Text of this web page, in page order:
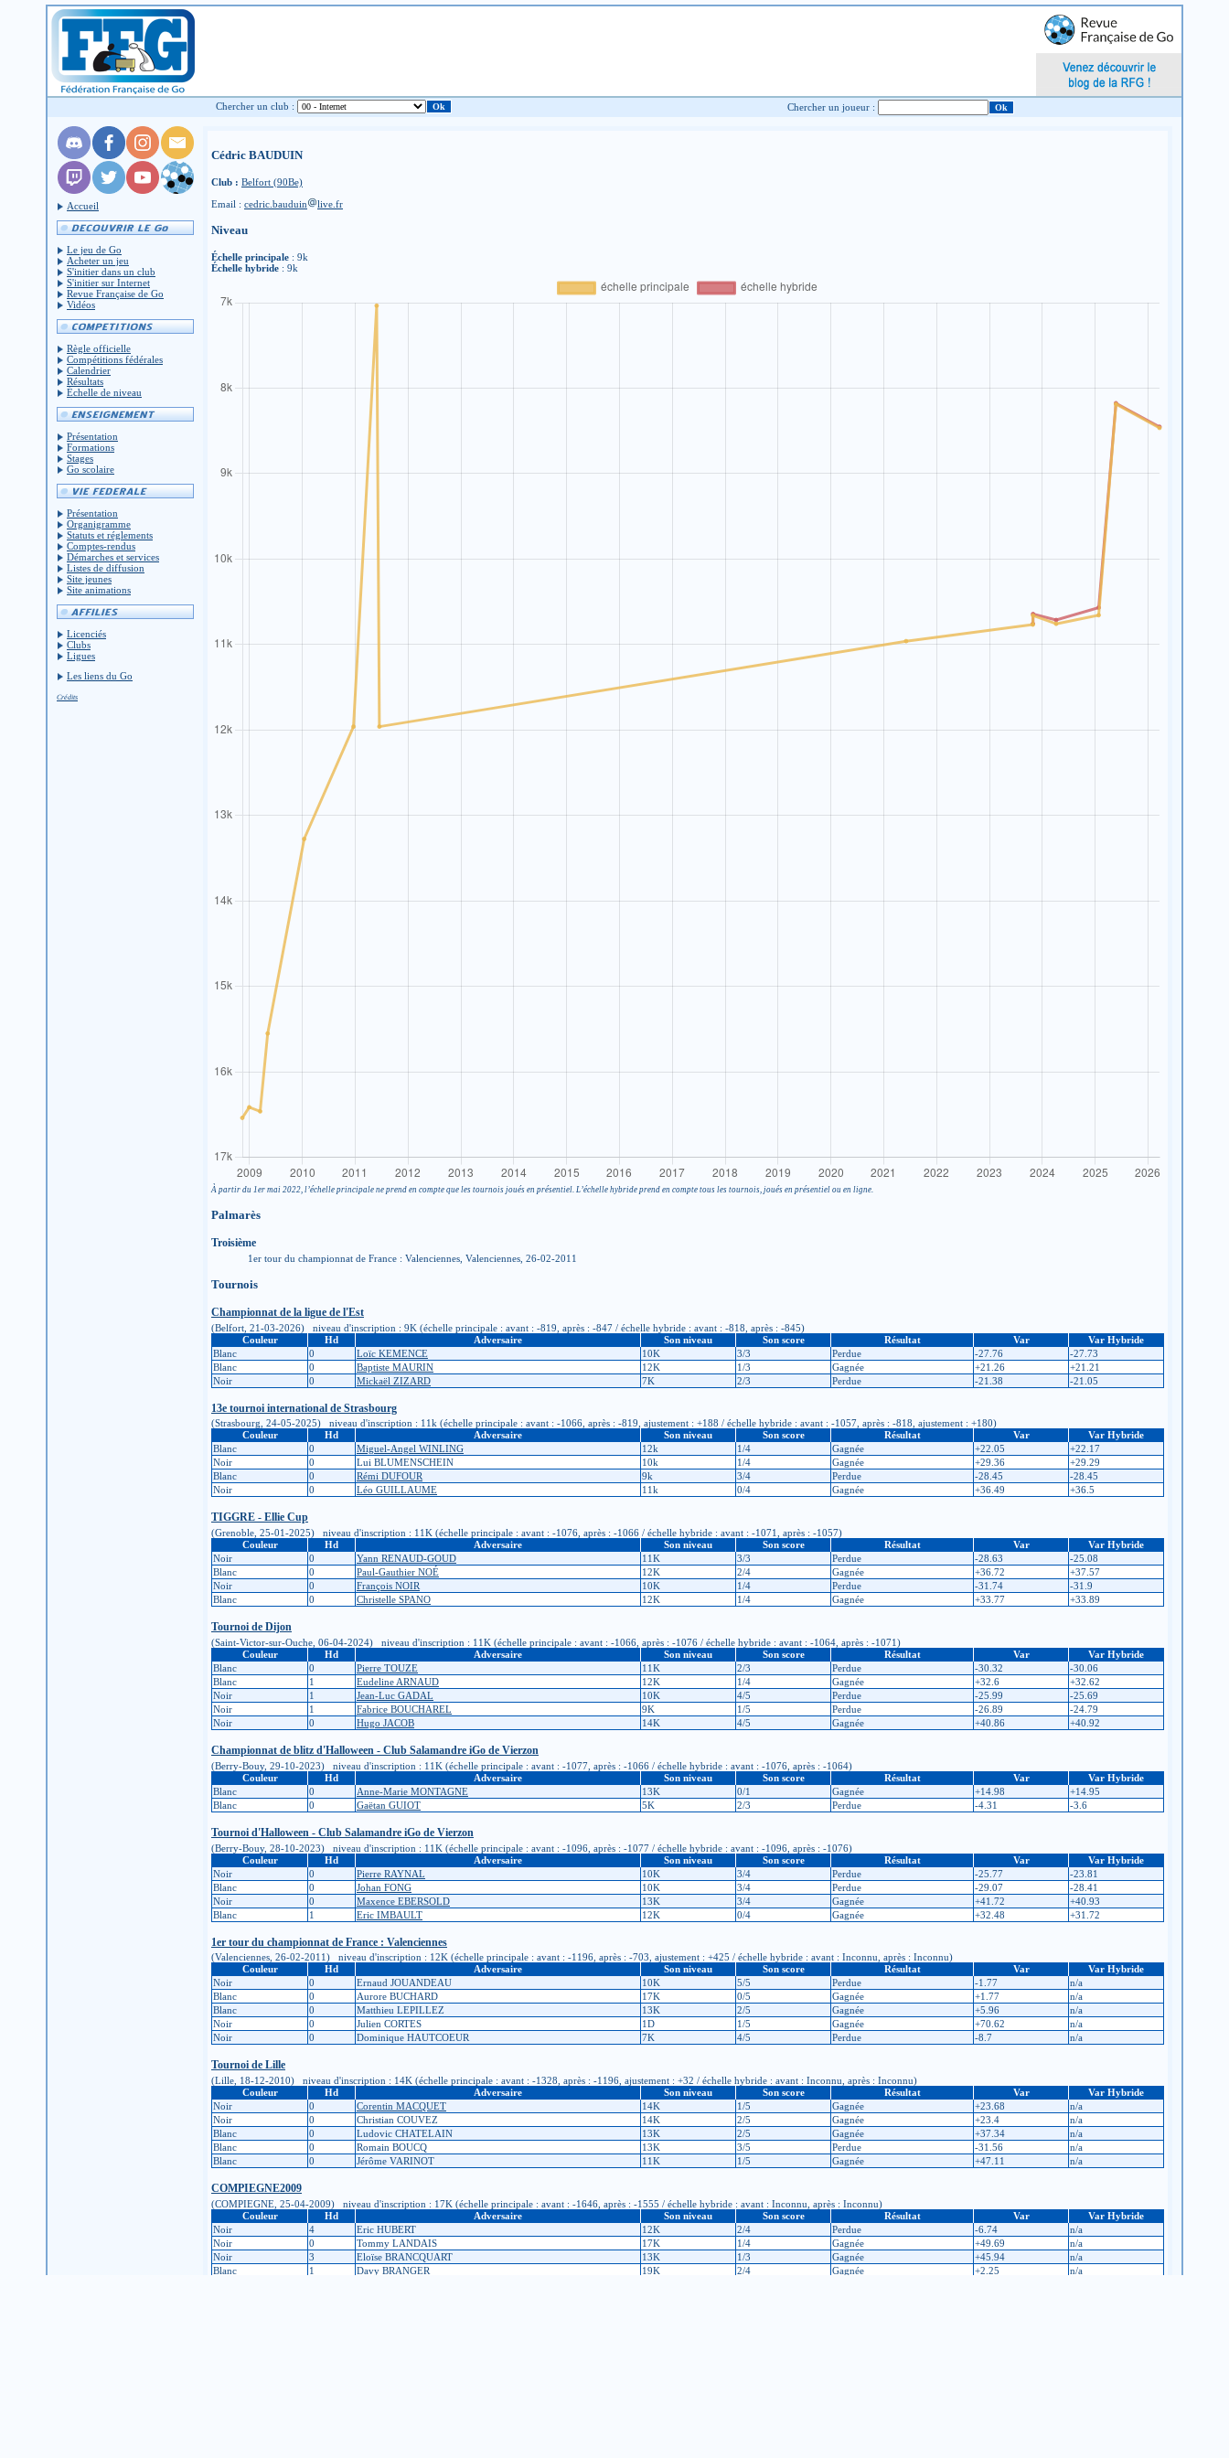
Chercher un club : Chercher un joueur :
Accueil
Le jeu de Go
Acheter un jeu
S'initier dans un club
S'initier sur Internet
Revue Française de Go
Vidéos
Règle officielle
Compétitions fédérales
Calendrier
Résultats
Échelle de niveau
Présentation
Formations
Stages
Go scolaire
Présentation
Organigramme
Statuts et réglements
Comptes-rendus
Démarches et services
Listes de diffusion
Site jeunes
Site animations
Licenciés
Clubs
Ligues
Les liens du Go
Crédits
Cédric BAUDUIN
Club : Belfort (90Be)
Email : cedric.bauduin live.fr
Niveau
Échelle principale : 9k
Échelle hybride : 9k
À partir du 1er mai 2022, l’échelle principale ne prend en compte que les tournois joués en présentiel. L’échelle hybride prend en compte tous les tournois, joués en présentiel ou en ligne.
Palmarès
Troisième
1er tour du championnat de France : Valenciennes, Valenciennes, 26-02-2011
Tournois
Championnat de la ligue de l'Est
(Belfort, 21-03-2026) niveau d'inscription : 9K (échelle principale : avant : -819, après : -847 / échelle hybride : avant : -818, après : -845)
Couleur
Hd Adversaire Son niveau Son score Résultat Var
Var Hybride
Blanc
0 Loïc KEMENCE 10K 3/3 Perdue -27.76
-27.73
Blanc
0 Baptiste MAURIN 12K 1/3 Gagnée +21.26
+21.21
Noir
0 Mickaël ZIZARD 7K 2/3 Perdue -21.38 -21.05
13e tournoi international de Strasbourg
(Strasbourg, 24-05-2025) niveau d'inscription : 11k (échelle principale : avant : -1066, après : -819, ajustement : +188 / échelle hybride : avant : -1057, après : -818, ajustement : +180)
Couleur
Hd Adversaire Son niveau Son score Résultat Var
Var Hybride
Blanc
0 Miguel-Angel WINLING 12k 1/4 Gagnée +22.05
+22.17
Noir
0 Lui BLUMENSCHEIN 10k 1/4 Gagnée +29.36
+29.29
Blanc
0 Rémi DUFOUR 9k 3/4 Perdue -28.45
-28.45
Noir
0 Léo GUILLAUME 11k 0/4 Gagnée +36.49 +36.5
TIGGRE - Ellie Cup
(Grenoble, 25-01-2025) niveau d'inscription : 11K (échelle principale : avant : -1076, après : -1066 / échelle hybride : avant : -1071, après : -1057)
Couleur
Hd Adversaire Son niveau Son score Résultat Var
Var Hybride
Noir
0 Yann RENAUD-GOUD 11K 3/3 Perdue -28.63
-25.08
Blanc
0 Paul-Gauthier NOÉ 12K 2/4 Gagnée +36.72
+37.57
Noir
0 François NOIR 10K 1/4 Perdue -31.74
-31.9
Blanc
0 Christelle SPANO 12K 1/4 Gagnée +33.77 +33.89
Tournoi de Dijon
(Saint-Victor-sur-Ouche, 06-04-2024) niveau d'inscription : 11K (échelle principale : avant : -1066, après : -1076 / échelle hybride : avant : -1064, après : -1071)
Couleur
Hd Adversaire Son niveau Son score Résultat Var
Var Hybride
Blanc
0 Pierre TOUZE 11K 2/3 Perdue -30.32
-30.06
Blanc
1 Eudeline ARNAUD 12K 1/4 Gagnée +32.6
+32.62
Noir
1 Jean-Luc GADAL 10K 4/5 Perdue -25.99
-25.69
Noir
1 Fabrice BOUCHAREL 9K 1/5 Perdue -26.89
-24.79
Noir
0 Hugo JACOB 14K 4/5 Gagnée +40.86 +40.92
Championnat de blitz d'Halloween - Club Salamandre iGo de Vierzon
(Berry-Bouy, 29-10-2023) niveau d'inscription : 11K (échelle principale : avant : -1077, après : -1066 / échelle hybride : avant : -1076, après : -1064)
Couleur
Hd Adversaire Son niveau Son score Résultat Var
Var Hybride
Blanc
0 Anne-Marie MONTAGNE 13K 0/1 Gagnée +14.98
+14.95
Blanc
0 Gaëtan GUIOT 5K 2/3 Perdue -4.31 -3.6
Tournoi d'Halloween - Club Salamandre iGo de Vierzon
(Berry-Bouy, 28-10-2023) niveau d'inscription : 11K (échelle principale : avant : -1096, après : -1077 / échelle hybride : avant : -1096, après : -1076)
Couleur
Hd Adversaire Son niveau Son score Résultat Var
Var Hybride
Noir
0 Pierre RAYNAL 10K 3/4 Perdue -25.77
-23.81
Blanc
0 Johan FONG 10K 3/4 Perdue -29.07
-28.41
Noir
0 Maxence EBERSOLD 13K 3/4 Gagnée +41.72
+40.93
Blanc
1 Eric IMBAULT 12K 0/4 Gagnée +32.48 +31.72
1er tour du championnat de France : Valenciennes
(Valenciennes, 26-02-2011) niveau d'inscription : 12K (échelle principale : avant : -1196, après : -703, ajustement : +425 / échelle hybride : avant : Inconnu, après : Inconnu)
Couleur
Hd Adversaire Son niveau Son score Résultat Var
Var Hybride
Noir
0 Ernaud JOUANDEAU 10K 5/5 Perdue -1.77
n/a
Blanc
0 Aurore BUCHARD 17K 0/5 Gagnée +1.77
n/a
Blanc
0 Matthieu LEPILLEZ 13K 2/5 Gagnée +5.96
n/a
Noir
0 Julien CORTES 1D 1/5 Gagnée +70.62
n/a
Noir
0 Dominique HAUTCOEUR 7K 4/5 Perdue -8.7 n/a
Tournoi de Lille
(Lille, 18-12-2010) niveau d'inscription : 14K (échelle principale : avant : -1328, après : -1196, ajustement : +32 / échelle hybride : avant : Inconnu, après : Inconnu)
Couleur
Hd Adversaire Son niveau Son score Résultat Var
Var Hybride
Noir
0 Corentin MACQUET 14K 1/5 Gagnée +23.68
n/a
Noir
0 Christian COUVEZ 14K 2/5 Gagnée +23.4
n/a
Blanc
0 Ludovic CHATELAIN 13K 2/5 Gagnée +37.34
n/a
Blanc
0 Romain BOUCQ 13K 3/5 Perdue -31.56
n/a
Blanc
0 Jérôme VARINOT 11K 1/5 Gagnée +47.11 n/a
COMPIEGNE2009
(COMPIEGNE, 25-04-2009) niveau d'inscription : 17K (échelle principale : avant : -1646, après : -1555 / échelle hybride : avant : Inconnu, après : Inconnu)
Couleur
Hd Adversaire Son niveau Son score Résultat Var
Var Hybride
Noir
4 Eric HUBERT 12K 2/4 Perdue -6.74
n/a
Noir
0 Tommy LANDAIS 17K 1/4 Gagnée +49.69
n/a
Noir
3 Eloïse BRANCQUART 13K 1/3 Gagnée +45.94
n/a
Blanc
1 Davy BRANGER 19K 2/4 Gagnée +2.25 n/a